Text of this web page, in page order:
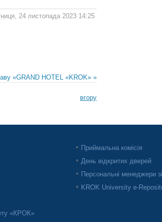
24 листопада 2023 14:25
«GRAND HOTEL «KROK» »
вгору
«КРОК»
Приймальна комісія
День відкритих дверей
Персональні менеджери
KROK University e-